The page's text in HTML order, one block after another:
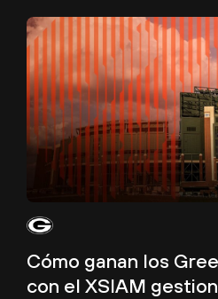
Cómo ganan los
con el XSIAM